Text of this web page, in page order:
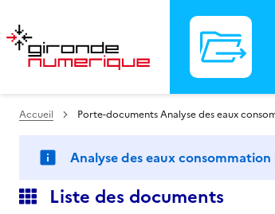
Accueil Porte-documents Analyse des eaux
Analyse des eaux
Liste des documents